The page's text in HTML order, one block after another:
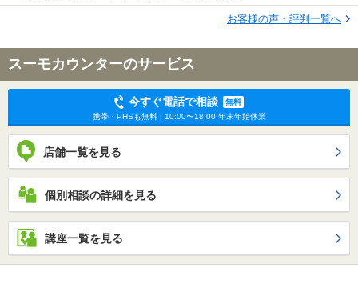
お客様の声・評判一覧へ
スーモカウンターのサービス
今すぐ電話で相談
無料
携帯・PHSも無料 | 10:00〜18:00 年末年始休業
店舗一覧を見る
個別相談の詳細を見る
講座一覧を見る